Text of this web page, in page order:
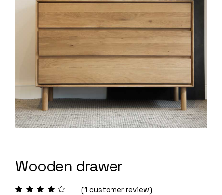
Wooden drawer
(1 customer review)